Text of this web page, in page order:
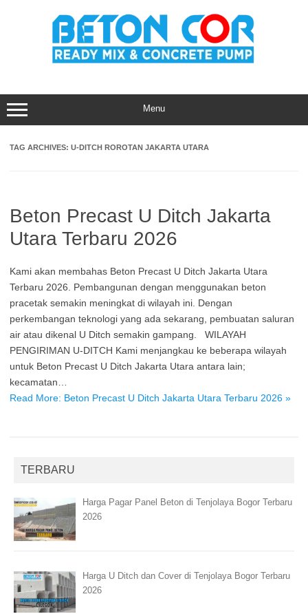
Menu
TAG ARCHIVES: U-DITCH ROROTAN JAKARTA UTARA
Beton Precast U Ditch Jakarta
Utara Terbaru 2026
Kami akan membahas Beton Precast U Ditch Jakarta Utara
Terbaru 2026. Pembangunan dengan menggunakan beton
pracetak semakin meningkat di wilayah ini. Dengan
perkembangan teknologi yang ada sekarang, pembuatan saluran
air atau dikenal U Ditch semakin gampang. WILAYAH
PENGIRIMAN U-DITCH Kami menjangkau ke beberapa wilayah
untuk Beton Precast U Ditch Jakarta Utara antara lain;
kecamatan…
Read More: Beton Precast U Ditch Jakarta Utara Terbaru 2026 »
TERBARU
Harga Pagar Panel Beton di Tenjolaya Bogor Terbaru
2026
Harga U Ditch dan Cover di Tenjolaya Bogor Terbaru
2026